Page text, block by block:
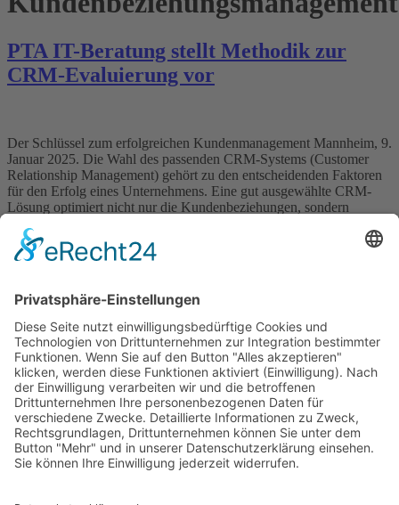
PTA IT-Beratung stellt Methodik zur
CRM-Evaluierung vor
Der Schlüssel zum erfolgreichen Kundenmanagement Mannheim, 9.
Januar 2025. Die Wahl des passenden CRM-Systems (Customer
Relationship Management) gehört zu den entscheidenden Faktoren
für den Erfolg eines Unternehmens. Eine gut ausgewählte CRM-
Lösung optimiert nicht nur die Kundenbeziehungen, sondern
Unternehmenswachstum. Die Wahl des passenden CRM-Systems
ist also immer strategisch, denn […]
Impressum
Datenschutz
Kooperation
Werbung
Presse- und Öffentlichkeitsarbeit
Aktuelles